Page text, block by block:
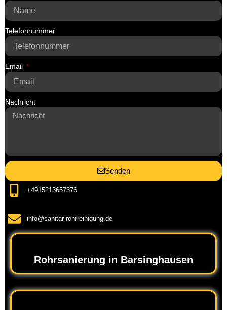
Telefonnummer
Email
Nachricht
Senden
+4915213657376
info@sanitar-rohrreinigung.de
Rohrsanierung in Barsinghausen